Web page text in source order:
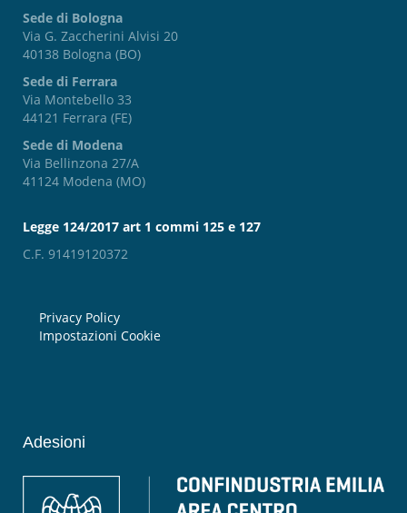
Sede di Bologna
Via G. Zaccherini Alvisi 20
40138 Bologna (BO)
Sede di Ferrara
Via Montebello 33
44121 Ferrara (FE)
Sede di Modena
Via Bellinzona 27/A
41124 Modena (MO)
Legge 124/2017 art 1 commi 125 e 127
C.F. 91419120372
Privacy Policy
Impostazioni Cookie
Adesioni